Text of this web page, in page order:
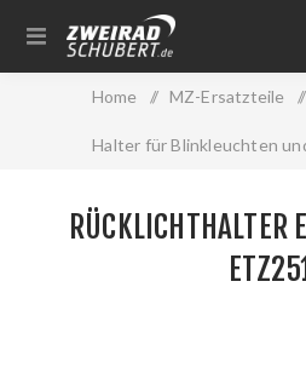
Home / MZ-Ersatzteile /
Halter für Blinkleuchten